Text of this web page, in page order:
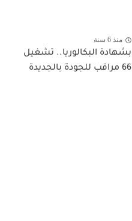
منذ 6 سنة
بشهادة البكالوريا.. تشغيل
66 مراقب للجودة بالجديدة